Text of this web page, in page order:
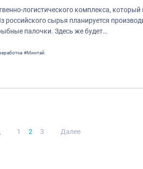
логистического комплекса, который
российского сырья планируется
палочки. Здесь же будет…
#Минтай
Навигация
1 2 3 Далее